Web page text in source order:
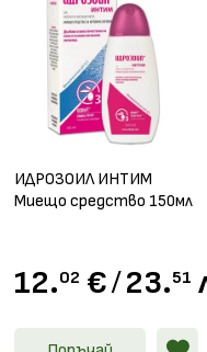
ИДРОЗОИЛ ИНТИМ
Миещо средство 150мл
12.02 €/23.51